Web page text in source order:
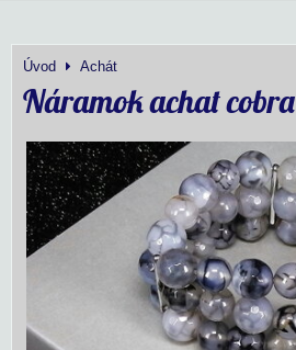
Úvod Achát
Náramok achat cobra